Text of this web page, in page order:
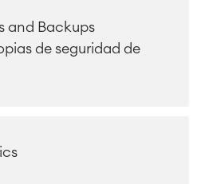
de pruebas
and Backups
de seguridad de